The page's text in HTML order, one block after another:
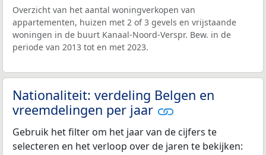
Overzicht van het aantal woningverkopen van
appartementen, huizen met 2 of 3 gevels en vrijstaande
woningen in de buurt Kanaal-Noord-Verspr. Bew. in de
periode van 2013 tot en met 2023.
Nationaliteit: verdeling Belgen en
vreemdelingen per jaar
Gebruik het filter om het jaar van de cijfers te
selecteren en het verloop over de jaren te bekijken: